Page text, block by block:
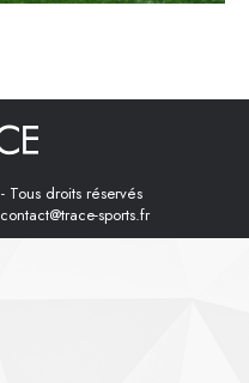
Tous droits réservés
sports.fr